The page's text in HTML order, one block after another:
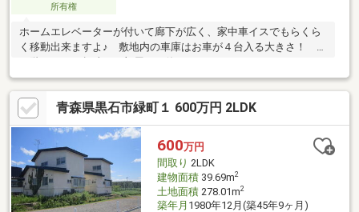
所有権
ホームエレベーターが付いて廊下が広く、家中車イスでもらくら
く移動出来ますよ♪ 敷地内の車庫はお車が４台入る大きさ！ 総
二階なので、趣味のお部屋にも使えます！
青森県黒石市緑町１ 600万円 2LDK
600万円
間取り 2LDK
建物面積39.69m2
土地面積278.01m2
築年月 1980年12月(築45年9ヶ月)